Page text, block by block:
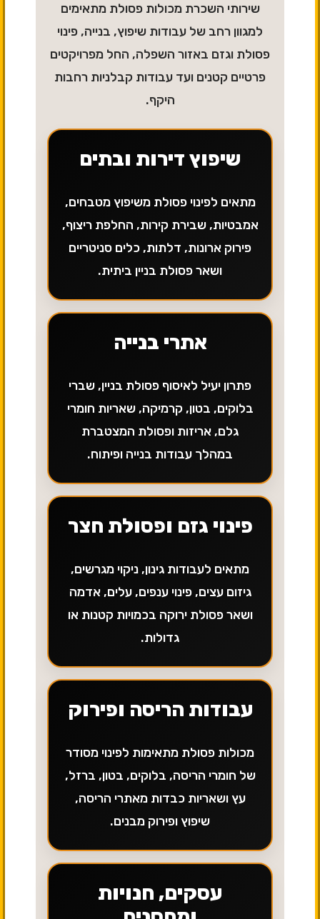
שירותי השכרת מכולות פסולת מתאימים
למגוון רחב של עבודות שיפוץ, בנייה, פינוי
פסולת וגזם באזור השפלה, החל מפרויקטים
פרטיים קטנים ועד עבודות קבלניות רחבות
היקף.
שיפוץ דירות ובתים
מתאים לפינוי פסולת משיפוץ מטבחים,
אמבטיות, שבירת קירות, החלפת ריצוף,
פירוק ארונות, דלתות, כלים סניטריים
ושאר פסולת בניין ביתית.
אתרי בנייה
פתרון יעיל לאיסוף פסולת בניין, שברי
בלוקים, בטון, קרמיקה, שאריות חומרי
גלם, אריזות ופסולת המצטברת
במהלך עבודות בנייה ופיתוח.
פינוי גזם ופסולת חצר
מתאים לעבודות גינון, ניקוי מגרשים,
גיזום עצים, פינוי ענפים, עלים, אדמה
ושאר פסולת ירוקה בכמויות קטנות או
גדולות.
עבודות הריסה ופירוק
מכולות פסולת מתאימות לפינוי מסודר
של חומרי הריסה, בלוקים, בטון, ברזל,
עץ ושאריות כבדות מאתרי הריסה,
שיפוץ ופירוק מבנים.
עסקים, חנויות